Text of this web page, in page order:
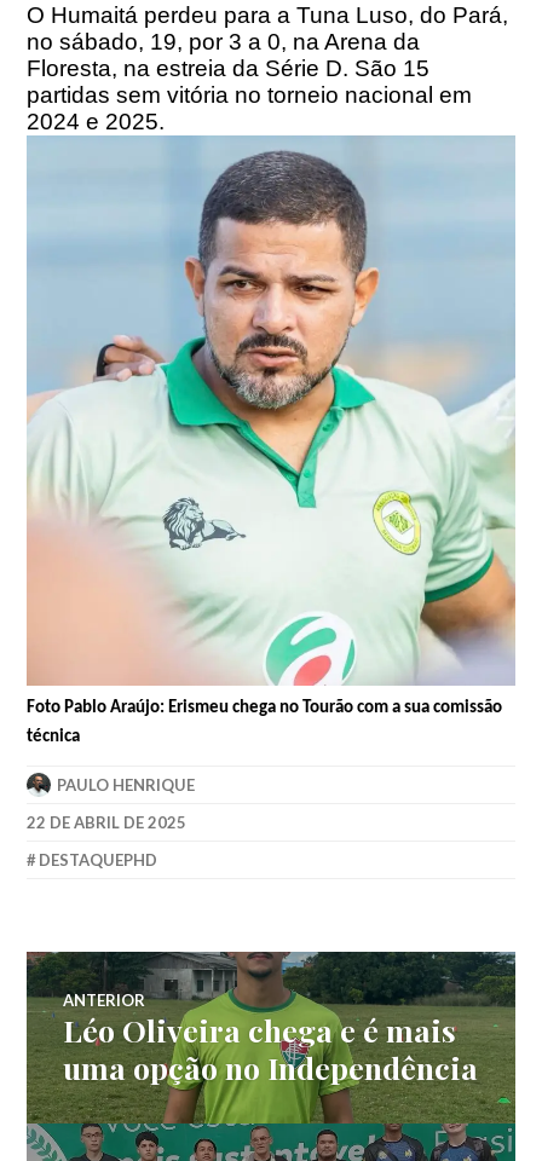
O Humaitá perdeu para a Tuna Luso, do Pará,
no sábado, 19, por 3 a 0, na Arena da
Floresta, na estreia da Série D. São 15
partidas sem vitória no torneio nacional em
2024 e 2025.
Foto Pablo Araújo: Erismeu chega no Tourão com a sua comissão
técnica
PAULO HENRIQUE
22 DE ABRIL DE 2025
DESTAQUEPHD
ANTERIOR
Léo Oliveira chega e é mais
uma opção no Independência